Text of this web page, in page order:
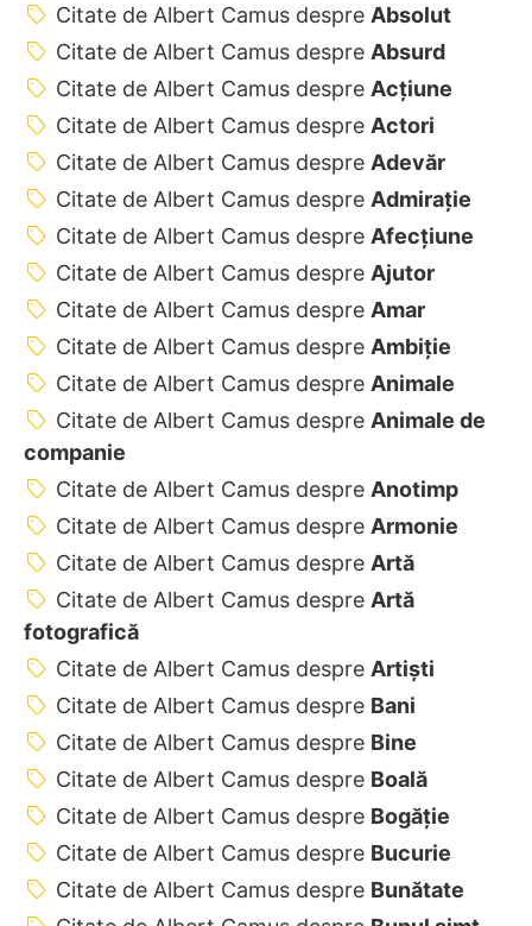
Citate de Albert Camus despre Absolut
Citate de Albert Camus despre Absurd
Citate de Albert Camus despre Acțiune
Citate de Albert Camus despre Actori
Citate de Albert Camus despre Adevăr
Citate de Albert Camus despre Admirație
Citate de Albert Camus despre Afecțiune
Citate de Albert Camus despre Ajutor
Citate de Albert Camus despre Amar
Citate de Albert Camus despre Ambiție
Citate de Albert Camus despre Animale
Citate de Albert Camus despre Animale de
companie
Citate de Albert Camus despre Anotimp
Citate de Albert Camus despre Armonie
Citate de Albert Camus despre Artă
Citate de Albert Camus despre Artă
fotografică
Citate de Albert Camus despre Artiști
Citate de Albert Camus despre Bani
Citate de Albert Camus despre Bine
Citate de Albert Camus despre Boală
Citate de Albert Camus despre Bogăție
Citate de Albert Camus despre Bucurie
Citate de Albert Camus despre Bunătate